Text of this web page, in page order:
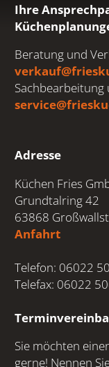
Ihre
Beratung und
Sachbearbeitung
Adresse
Küchen Fries
Grundtalring 42
63868
Anfahrt
Telefon: 06022
Telefax: 06022
Sie möchten
gerne! Nennen